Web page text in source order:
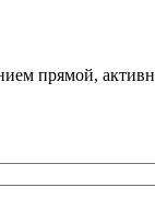
прямой,